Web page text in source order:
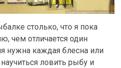
столько, что я пока
чем отличается один
нужна каждая блесна или
ловить рыбу и